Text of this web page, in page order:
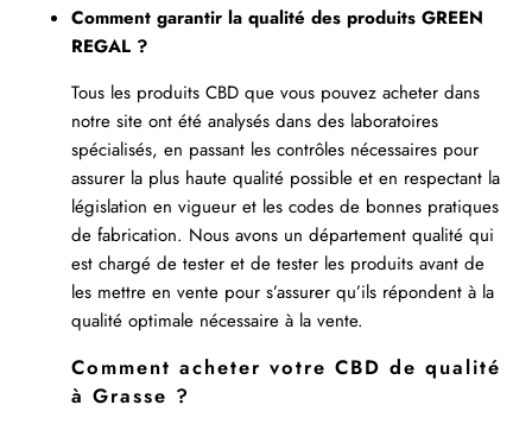
Comment garantir la qualité des produits GREEN
REGAL ?
Tous les produits CBD que vous pouvez acheter dans
notre site ont été analysés dans des laboratoires
spécialisés, en passant les contrôles nécessaires pour
assurer la plus haute qualité possible et en respectant la
législation en vigueur et les codes de bonnes pratiques
de fabrication. Nous avons un département qualité qui
est chargé de tester et de tester les produits avant de
les mettre en vente pour s’assurer qu’ils répondent à la
qualité optimale nécessaire à la vente.
Comment acheter votre CBD de qualité
à Grasse ?